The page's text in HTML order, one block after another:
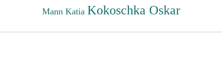
Mann Katia Kokoschka Oskar